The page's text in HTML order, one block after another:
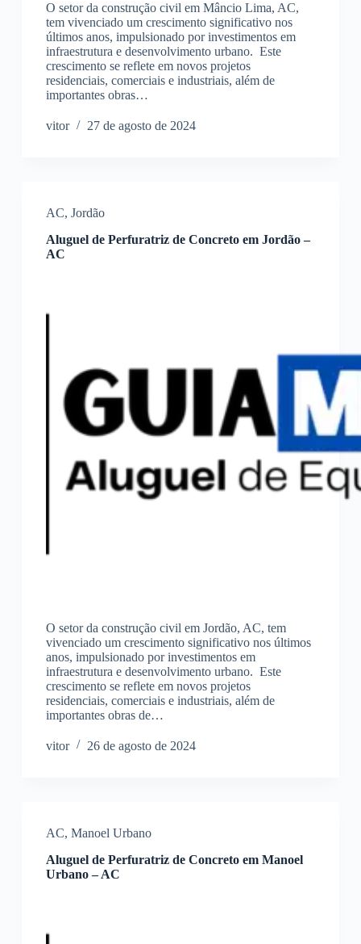
O setor da construção civil em Mâncio Lima, AC,
tem vivenciado um crescimento significativo nos
últimos anos, impulsionado por investimentos em
infraestrutura e desenvolvimento urbano. Este
crescimento se reflete em novos projetos
residenciais, comerciais e industriais, além de
importantes obras…
vitor 27 de agosto de 2024
AC, Jordão
Aluguel de Perfuratriz de Concreto em Jordão –
AC
O setor da construção civil em Jordão, AC, tem
vivenciado um crescimento significativo nos últimos
anos, impulsionado por investimentos em
infraestrutura e desenvolvimento urbano. Este
crescimento se reflete em novos projetos
residenciais, comerciais e industriais, além de
importantes obras de…
vitor 26 de agosto de 2024
AC, Manoel Urbano
Aluguel de Perfuratriz de Concreto em Manoel
Urbano – AC